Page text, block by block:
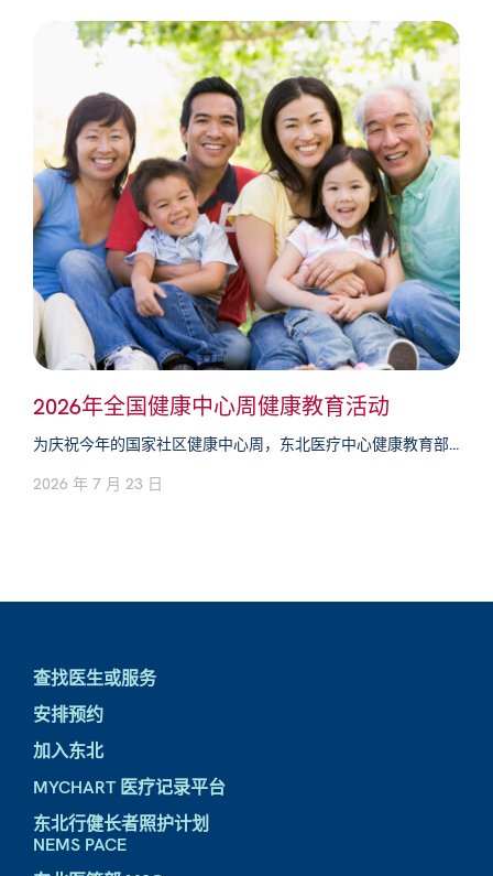
2026年全国健康中心周健康教育活动
为庆祝今年的国家社区健康中心周，东北医疗中心健康教育部...
2026 年 7 月 23 日
查找医生或服务
安排预约
加入东北
MYCHART 医疗记录平台
东北行健长者照护计划
NEMS PACE